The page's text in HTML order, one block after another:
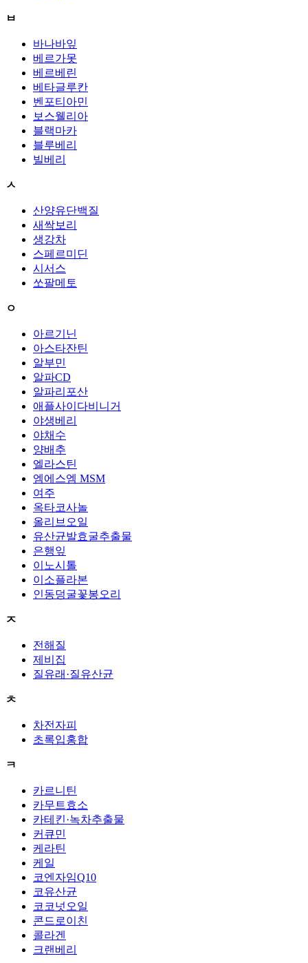
ㅂ
바나바잎
베르가못
베르베린
베타글루칸
벤포티아민
보스웰리아
블랙마카
블루베리
빌베리
ㅅ
산양유단백질
새싹보리
생강차
스페르미딘
시서스
쏘팔메토
ㅇ
아르기닌
아스타잔틴
알부민
알파CD
알파리포산
애플사이다비니거
야생베리
야채수
양배추
엘라스틴
엠에스엠 MSM
여주
옥타코사놀
올리브오일
유산균발효굴추출물
은행잎
이노시톨
이소플라본
인동덩굴꽃봉오리
ㅈ
전해질
제비집
질유래·질유산균
ㅊ
차전자피
초록입홍합
ㅋ
카르니틴
카무트효소
카테킨·녹차추출물
커큐민
케라틴
케일
코엔자임Q10
코유산균
코코넛오일
콘드로이친
콜라겐
크랜베리